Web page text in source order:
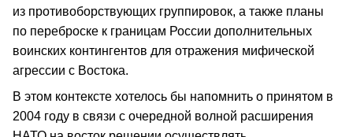
из противоборствующих группировок, а также планы
по переброске к границам России дополнительных
воинских контингентов для отражения мифической
агрессии с Востока.
В этом контексте хотелось бы напомнить о принятом в
2004 году в связи с очередной волной расширения